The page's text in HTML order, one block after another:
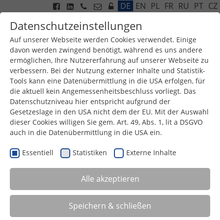
DE EN PL FR RU PT CZ
Menu
ZIELSETZUNG
Datenschutzeinstellungen
Auf unserer Webseite werden Cookies verwendet. Einige
davon werden zwingend benötigt, während es uns andere
ermöglichen, Ihre Nutzererfahrung auf unserer Webseite zu
verbessern. Bei der Nutzung externer Inhalte und Statistik-
Tools kann eine Datenübermittlung in die USA erfolgen, für
die aktuell kein Angemessenheitsbeschluss vorliegt. Das
Datenschutzniveau hier entspricht aufgrund der
Gesetzeslage in den USA nicht dem der EU. Mit der Auswahl
dieser Cookies willigen Sie gem. Art. 49, Abs. 1, lit a DSGVO
auch in die Datenübermittlung in die USA ein.
Essentiell Statistiken Externe Inhalte
Alle akzeptieren
Speichern & schließen